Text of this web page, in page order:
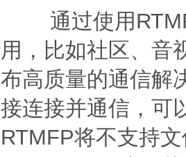
通过使用
用，比如社区、音
布高质量的通信解
接连接并通信，可
RTMFP将不支持